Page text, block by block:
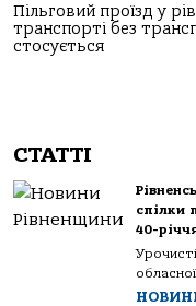
Пільговий проїзд у
транспорті без
стосується
СТАТТІ
спілки
40-